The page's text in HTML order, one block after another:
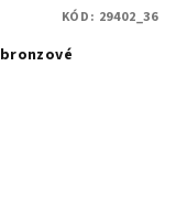
KÓD: 29402_36